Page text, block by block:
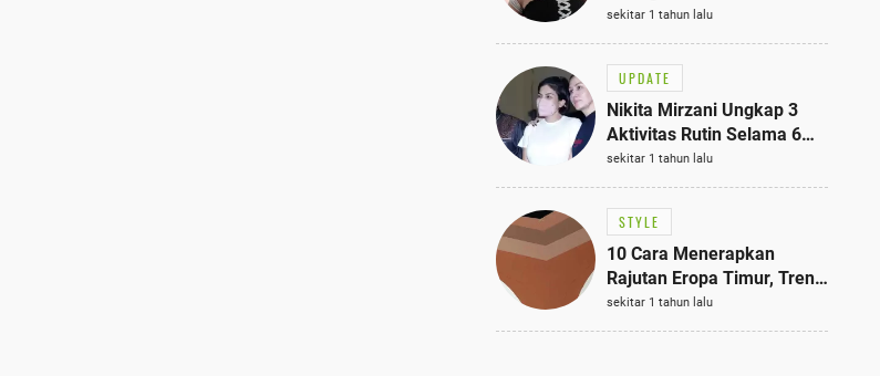
hingga Menjadi Rapper Top
10 Thailand
sekitar 1 tahun lalu
UPDATE
Nikita Mirzani Ungkap 3
Aktivitas Rutin Selama 6
Bulan di Rutan Pondok
Bambu, Terungkap!
sekitar 1 tahun lalu
STYLE
10 Cara Menerapkan
Rajutan Eropa Timur, Tren
Mode Terbaik dan Paling
Dicari 2023
sekitar 1 tahun lalu